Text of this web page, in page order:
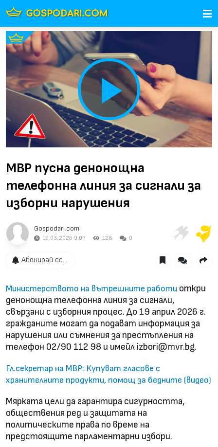
Play
Video
МВР пусна денонощна
телефонна линия за сигнали за
изборни нарушения
Gospodari.com
19.03.2026 9:07 128 0
Абонирай се...
Министерството на вътрешните работи откри
денонощна телефонна линия за сигнали,
свързани с изборния процес. До 19 април 2026 г.
гражданите могат да подават информация за
нарушения или съмнения за престъпления на
телефон 02/90 112 98 и имейл izbori@mvr.bg.
Гл.секретар на МВР: Купуват гласове с
хранителните продукти, помощ за бедните (видео)
Мярката цели да гарантира сигурността,
обществения ред и защитата на
политическите права по време на
предстоящите парламентарни избори.